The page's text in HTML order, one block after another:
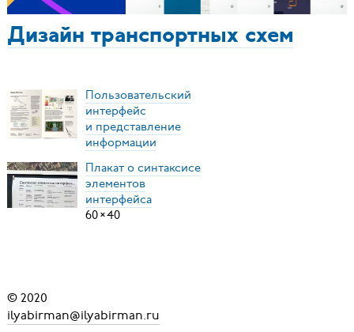
Дизайн транспортных схем
Пользовательский
интерфейс
и представление
информации
Плакат о синтаксисе
элементов
интерфейса
60×40
© 2020
ilyabirman@ilyabirman.ru